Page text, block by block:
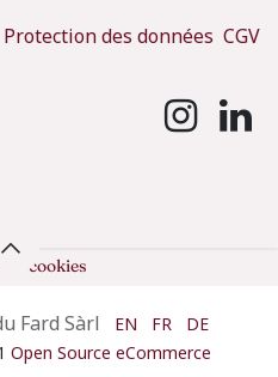
Protection des données CGV
de cookies
Fard Sàrl EN FR
DE
Open Source eCommerce